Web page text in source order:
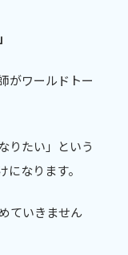
がワールドトー
りたい」という
なります。
ていきません